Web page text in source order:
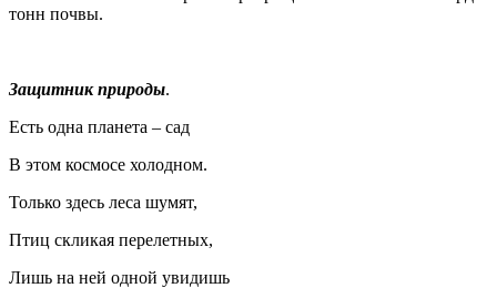
тонн почвы.
Защитник природы.
Есть одна планета – сад
В этом космосе холодном.
Только здесь леса шумят,
Птиц скликая перелетных,
Лишь на ней одной увидишь